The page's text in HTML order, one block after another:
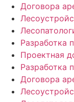
Договора
Разработка
Проектная
Разработка
Договора